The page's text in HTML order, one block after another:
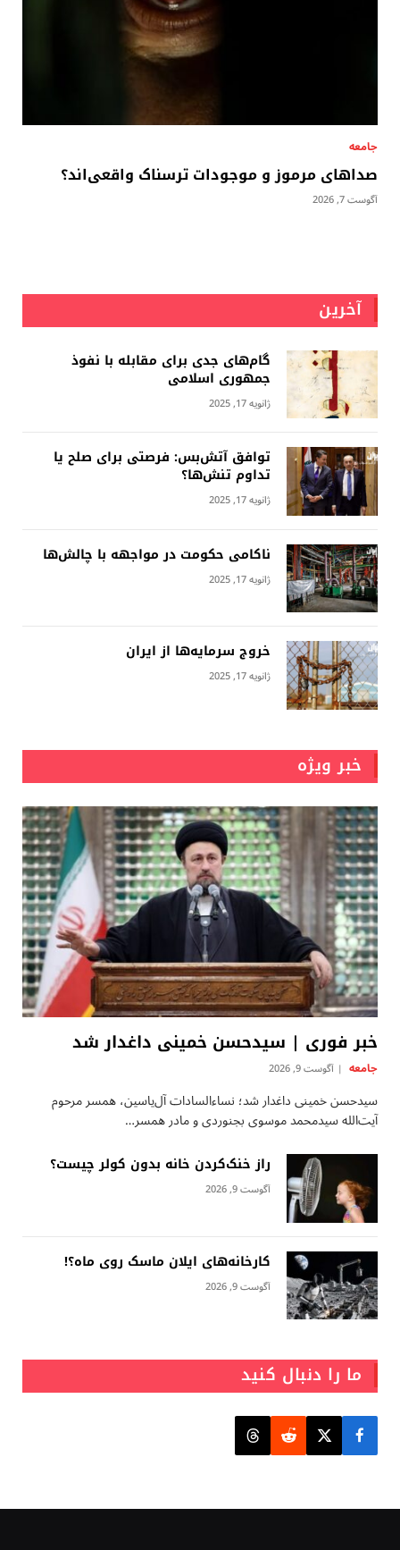
جامعه
صداهای مرموز و موجودات ترسناک واقعی‌اند؟
آگوست 7, 2026
آخرین
گام‌های جدی برای مقابله با نفوذ
جمهوری اسلامى
ژانویه 17, 2025
توافق آتش‌بس: فرصتی برای صلح یا
تداوم تنش‌ها؟
ژانویه 17, 2025
ناکامی حکومت در مواجهه با چالش‌ها
ژانویه 17, 2025
خروج سرمایه‌ها از ایران
ژانویه 17, 2025
خبر ویژه
خبر فوری | سیدحسن خمینی داغدار شد
جامعه آگوست 9, 2026
سیدحسن خمینی داغدار شد؛ نساءالسادات آل‌یاسین، همسر مرحوم
آیت‌الله سیدمحمد موسوی بجنوردی و مادر همسر…
راز خنک‌کردن خانه بدون کولر چیست؟
آگوست 9, 2026
کارخانه‌های ایلان ماسک روی ماه؟!
آگوست 9, 2026
ما را دنبال کنید